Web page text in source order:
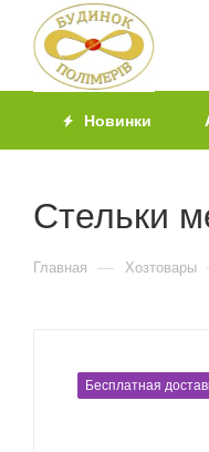
Новинки
Стельки
Главная — Хозтовары
Бесплатная